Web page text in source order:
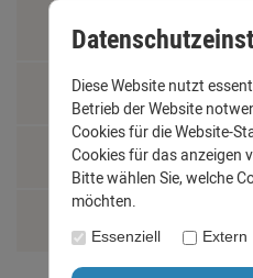
Montage und
Diese Website nutzt
Betrieb der Website
Cookies für die Website-
Cookies für das anzeigen
Bitte wählen Sie, welche
möchten.
Essenziell Extern